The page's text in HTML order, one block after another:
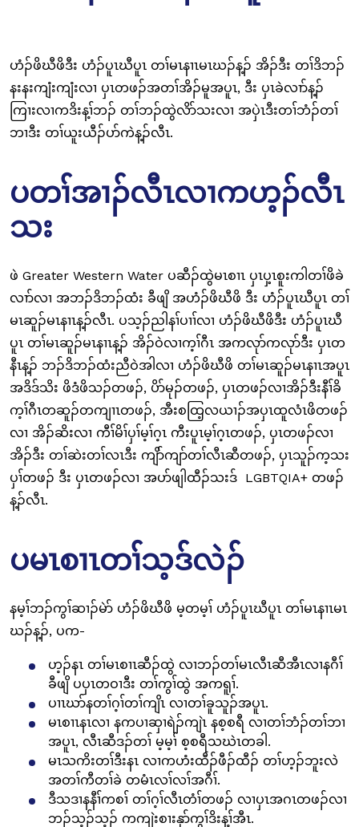
ဟံၣ်ဖိဃီဖိဒီး ဟံၣ်ပူၤဃီပူၤ တၢ်မၤနၢၤမၤဃၣ်န့ၣ် အိၣ်ဒီး တၢ်ဒိဘၣ်
နးနးကျံးကျံးလၢ ပှၤတဖၣ်အတၢ်အိၣ်မူအပူၤ, ဒီး ပှၤခဲလၢာ်န့ၣ်
ကြၢးလၢကဒိးန့ၢ်ဘၣ် တၢ်ဘၣ်ထွဲလိာ်သးလၢ အပှဲၤဒီးတၢ်ဘံၣ်တၢ်
ဘၢဒီး တၢ်ယူးယီၣ်ပာ်ကဲန့ၣ်လီၤ.
ပတၢ်အၢၣ်လီၤလၢကဟ့ၣ်လီၤ
သး
ဖဲ Greater Western Water ပဆီၣ်ထွဲမၤစၢၤ ပှၤပှ့ၤစူးကါတၢ်ဖိခဲ
လၢာ်လၢ အဘၣ်ဒိဘၣ်ထံး ခီဖျိ အဟံၣ်ဖိဃီဖိ ဒီး ဟံၣ်ပူၤဃီပူၤ တၢ်
မၤဆူၣ်မၤနၢၤန့ၣ်လီၤ. ပသ့ၣ်ညါနၢ်ပၢၢ်လၢ ဟံၣ်ဖိဃီဖိဒီး ဟံၣ်ပူၤဃီ
ပူၤ တၢ်မၤဆူၣ်မၤနၢၤန့ၣ် အိၣ်ဝဲလၢက့ၢ်ဂီၤ အကလုာ်ကလုာ်ဒီး ပှၤတ
နီၤန့ၣ် ဘၣ်ဒိဘၣ်ထံးညီဝဲအါလၢ ဟံၣ်ဖိဃီဖိ တၢ်မၤဆူၣ်မၤနၢၤအပူၤ
အဒိဒ်သိး ဖိဒံဖိသၣ်တဖၣ်, ပိာ်မုၣ်တဖၣ်, ပှၤတဖၣ်လၢအိၣ်ဒီးနီၢ်ခိ
က့ၢ်ဂီၤတဆူၣ်တကျၢၤတဖၣ်, အီးစထြ့လယၢၣ်အပှၤထူလံၤဖိတဖၣ်
လၢ အိၣ်ဆိးလၢ ကီၢ်မိၢ်ပှၢ်မ့ၢ်ဂ့ၤ ကီးပူၤမ့ၢ်ဂ့ၤတဖၣ်, ပှၤတဖၣ်လၢ
အိၣ်ဒီး တၢ်ဆဲးတၢ်လၤဒီး ကျိာ်ကျာ်တၢ်လီၤဆီတဖၣ်, ပှၤသူၣ်က့သး
ပှၢ်တဖၣ် ဒီး ပှၤတဖၣ်လၢ အပာ်ဖျါထီၣ်သးဒ် LGBTQIA+ တဖၣ်
န့ၣ်လီၤ.
ပမၤစၢၤတၢ်သ့ဒ်လဲၣ်
နမ့ၢ်ဘၣ်ကွၢ်ဆၢၣ်မဲာ် ဟံၣ်ဖိဃီဖိ မ့တမ့ၢ် ဟံၣ်ပူၤဃီပူၤ တၢ်မၤနၢၤမၤ
ဃၣ်န့ၣ်, ပက-
ဟ့ၣ်နၤ တၢ်မၤစၢၤဆီၣ်ထွဲ လၢဘၣ်တၢ်မၤလီၤဆီအီၤလၢနဂီၢ်
ခီဖျိ ပပှၤတဝၢဒီး တၢ်ကွၢ်ထွဲ အကရူၢ်.
ပၢၤဃာ်နတၢ်ဂ့ၢ်တၢ်ကျိၤ လၢတၢ်ခူသူၣ်အပူၤ.
မၤစၢၤနၤလၢ နကပၢဆှၢရဲၣ်ကျဲၤ နစ့စရီ လၢတၢ်ဘံၣ်တၢ်ဘၢ
အပူၤ, လီၤဆီဒၣ်တၢ် မ့မ့ၢ် စ့စရီသဃဲၤတခါ.
မၤသကိးတၢ်ဒီးနၤ လၢကဟံးထီၣ်ဖီၣ်ထီၣ် တၢ်ဟ့ၣ်ဘူးလဲ
အတၢ်ကီတၢ်ခဲ တမံၤလၢ်လၢ်အဂီၢ်.
ဒီသဒၢနနီၢ်ကစၢ် တၢ်ဂ့ၢ်လီၤတံၢ်တဖၣ် လၢပှၤအဂၤတဖၣ်လၢ
ဘၣ်သ့ၣ်သ့ၣ် ကကျဲးစၢးနုာ်ကွၢ်ဒိးန့ၢ်အီၤ.